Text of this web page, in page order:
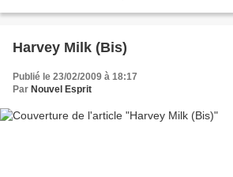
Harvey Milk (Bis)
Publié le 23/02/2009 à 18:17
Par Nouvel Esprit